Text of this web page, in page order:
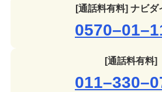
[通話料有料] ナビダ
[通話料有料]